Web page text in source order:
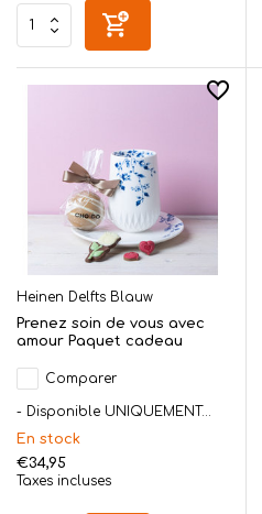
Heinen Delfts Blauw
Prenez soin de vous avec
amour Paquet cadeau
Comparer
- Disponible UNIQUEMENT...
En stock
€34,95
Taxes incluses